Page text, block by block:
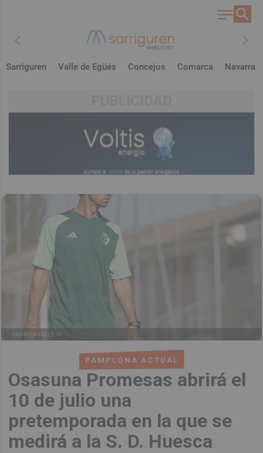
chevron_left chevron_right
Sarriguren Valle de Egüés Concejos Comarca Navarra
PAMPLONA ACTUAL
Osasuna Promesas abrirá el
10 de julio una
pretemporada en la que se
medirá a la S. D. Huesca
SANTI CASTILLEJO